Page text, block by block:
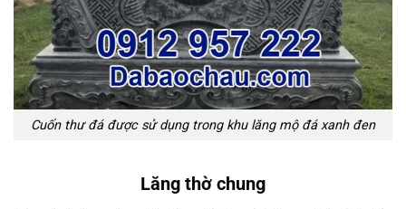
Cuốn thư đá được sử dụng trong khu lăng mộ đá xanh đen
Lăng thờ chung